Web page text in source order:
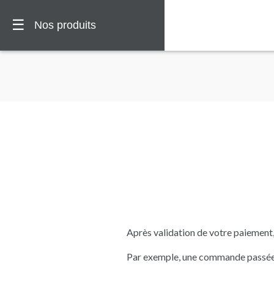
☰ Nos produits
Après validation de votre
Par exemple, une commande